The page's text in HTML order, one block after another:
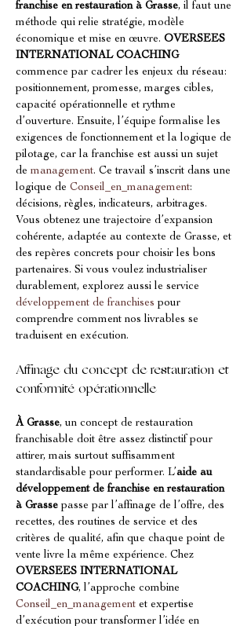
franchise en restauration à Grasse, il faut une
méthode qui relie stratégie, modèle
économique et mise en œuvre. OVERSEES
INTERNATIONAL COACHING
commence par cadrer les enjeux du réseau:
positionnement, promesse, marges cibles,
capacité opérationnelle et rythme
d’ouverture. Ensuite, l’équipe formalise les
exigences de fonctionnement et la logique de
pilotage, car la franchise est aussi un sujet
de management. Ce travail s’inscrit dans une
logique de Conseil_en_management:
décisions, règles, indicateurs, arbitrages.
Vous obtenez une trajectoire d’expansion
cohérente, adaptée au contexte de Grasse, et
des repères concrets pour choisir les bons
partenaires. Si vous voulez industrialiser
durablement, explorez aussi le service
développement de franchises pour
comprendre comment nos livrables se
traduisent en exécution.
Affinage du concept de restauration et
conformité opérationnelle
À Grasse, un concept de restauration
franchisable doit être assez distinctif pour
attirer, mais surtout suffisamment
standardisable pour performer. L’aide au
développement de franchise en restauration
à Grasse passe par l’affinage de l’offre, des
recettes, des routines de service et des
critères de qualité, afin que chaque point de
vente livre la même expérience. Chez
OVERSEES INTERNATIONAL
COACHING, l’approche combine
Conseil_en_management et expertise
d’exécution pour transformer l’idée en